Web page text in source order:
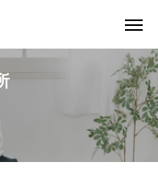
アクセス